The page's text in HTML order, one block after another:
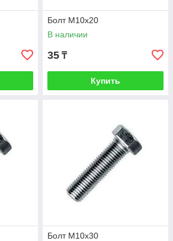
Болт М10х20
В наличии
35 ₸
Купить
Болт М10х30